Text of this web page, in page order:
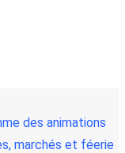
des animations
marchés et féerie